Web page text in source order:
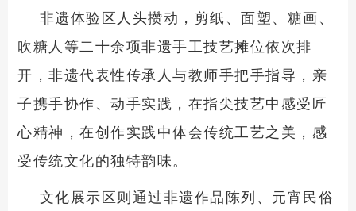
非遗体验区人头攒动，剪纸、面塑、糖画、
吹糖人等二十余项非遗手工技艺摊位依次排
开，非遗代表性传承人与教师手把手指导，亲
子携手协作、动手实践，在指尖技艺中感受匠
心精神，在创作实践中体会传统工艺之美，感
受传统文化的独特韵味。
文化展示区则通过非遗作品陈列、元宵民俗